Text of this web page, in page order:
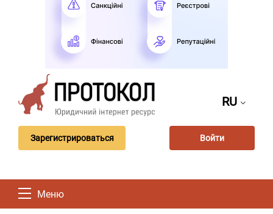
RU
Зарегистрироваться Войти
Меню